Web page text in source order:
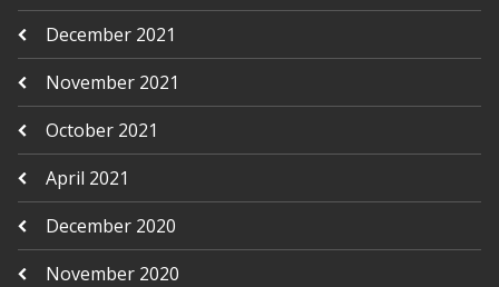
December 2021
November 2021
October 2021
April 2021
December 2020
November 2020